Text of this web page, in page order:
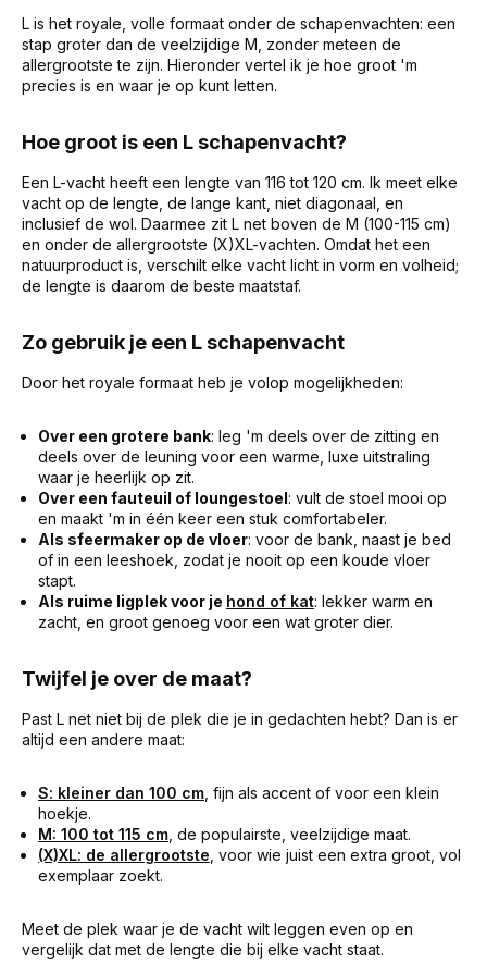
L is het royale, volle formaat onder de schapenvachten: een
stap groter dan de veelzijdige M, zonder meteen de
allergrootste te zijn. Hieronder vertel ik je hoe groot 'm
precies is en waar je op kunt letten.
Hoe groot is een L schapenvacht?
Een L-vacht heeft een lengte van 116 tot 120 cm. Ik meet elke
vacht op de lengte, de lange kant, niet diagonaal, en
inclusief de wol. Daarmee zit L net boven de M (100-115 cm)
en onder de allergrootste (X)XL-vachten. Omdat het een
natuurproduct is, verschilt elke vacht licht in vorm en volheid;
de lengte is daarom de beste maatstaf.
Zo gebruik je een L schapenvacht
Door het royale formaat heb je volop mogelijkheden:
Over een grotere bank: leg 'm deels over de zitting en
deels over de leuning voor een warme, luxe uitstraling
waar je heerlijk op zit.
Over een fauteuil of loungestoel: vult de stoel mooi op
en maakt 'm in één keer een stuk comfortabeler.
Als sfeermaker op de vloer: voor de bank, naast je bed
of in een leeshoek, zodat je nooit op een koude vloer
stapt.
Als ruime ligplek voor je hond of kat: lekker warm en
zacht, en groot genoeg voor een wat groter dier.
Twijfel je over de maat?
Past L net niet bij de plek die je in gedachten hebt? Dan is er
altijd een andere maat:
S: kleiner dan 100 cm , fijn als accent of voor een klein
hoekje.
M: 100 tot 115 cm , de populairste, veelzijdige maat.
(X)XL: de allergrootste , voor wie juist een extra groot, vol
exemplaar zoekt.
Meet de plek waar je de vacht wilt leggen even op en
vergelijk dat met de lengte die bij elke vacht staat.